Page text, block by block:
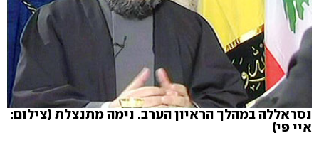
נסראללה במהלך הראיון הערב. נימה מתנצלת (צילום:
איי פי)